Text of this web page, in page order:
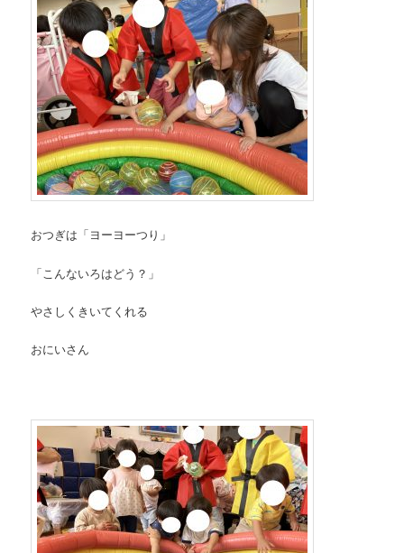
おつぎは「ヨーヨーつり」
「こんないろはどう？」
やさしくきいてくれる
おにいさん